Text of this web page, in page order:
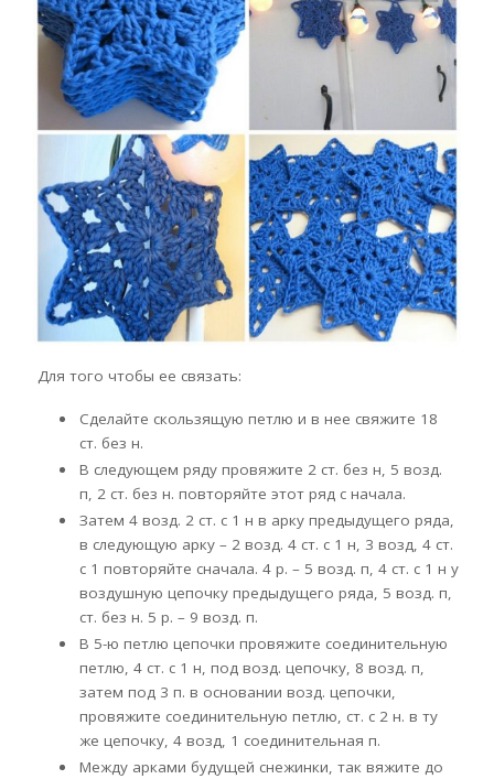
Для того чтобы ее связать:
Сделайте скользящую петлю и в нее свяжите 18
ст. без н.
В следующем ряду провяжите 2 ст. без н, 5 возд.
п, 2 ст. без н. повторяйте этот ряд с начала.
Затем 4 возд. 2 ст. с 1 н в арку предыдущего ряда,
в следующую арку – 2 возд. 4 ст. с 1 н, 3 возд, 4 ст.
с 1 повторяйте сначала. 4 р. – 5 возд. п, 4 ст. с 1 н у
воздушную цепочку предыдущего ряда, 5 возд. п,
ст. без н. 5 р. – 9 возд. п.
В 5-ю петлю цепочки провяжите соединительную
петлю, 4 ст. с 1 н, под возд. цепочку, 8 возд. п,
затем под 3 п. в основании возд. цепочки,
провяжите соединительную петлю, ст. с 2 н. в ту
же цепочку, 4 возд, 1 соединительная п.
Между арками будущей снежинки, так вяжите до